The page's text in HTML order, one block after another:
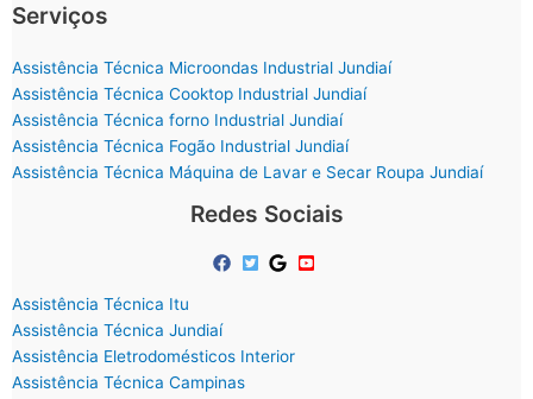
Serviços
Assistência Técnica Microondas Industrial Jundiaí
Assistência Técnica Cooktop Industrial Jundiaí
Assistência Técnica forno Industrial Jundiaí
Assistência Técnica Fogão Industrial Jundiaí
Assistência Técnica Máquina de Lavar e Secar Roupa Jundiaí
Redes Sociais
Assistência Técnica Itu
Assistência Técnica Jundiaí
Assistência Eletrodomésticos Interior
Assistência Técnica Campinas